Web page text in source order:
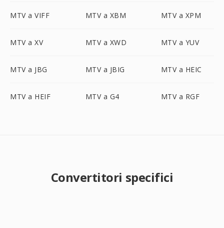
MTV a VIFF MTV a XBM MTV a XPM
MTV a XV MTV a XWD MTV a YUV
MTV a JBG MTV a JBIG MTV a HEIC
MTV a HEIF MTV a G4 MTV a RGF
Convertitori specifici